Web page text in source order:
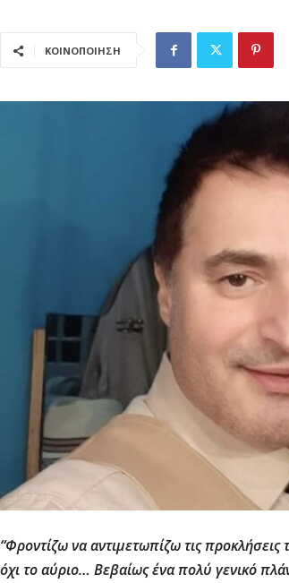
ΚΟΙΝΟΠΟΙΗΣΗ
“Φροντίζω να αντιμετωπίζω τις
όχι το αύριο… Βεβαίως ένα πολύ γενικό